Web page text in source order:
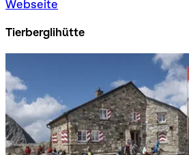
Webseite
Tierberglihütte